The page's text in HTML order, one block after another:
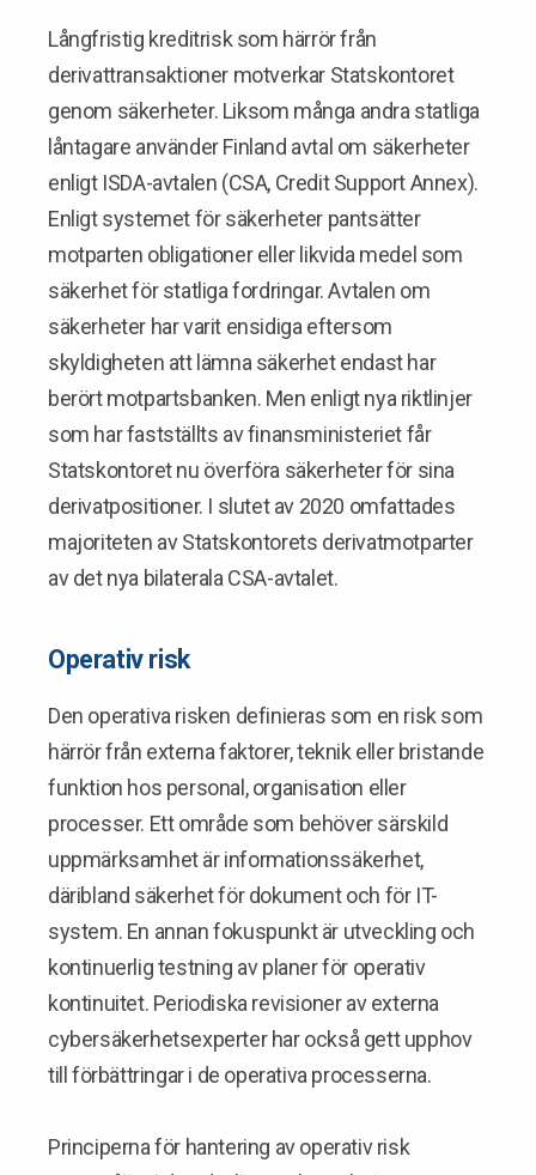
Långfristig kreditrisk som härrör från
derivattransaktioner motverkar Statskontoret
genom säkerheter. Liksom många andra statliga
låntagare använder Finland avtal om säkerheter
enligt ISDA-avtalen (CSA, Credit Support Annex).
Enligt systemet för säkerheter pantsätter
motparten obligationer eller likvida medel som
säkerhet för statliga fordringar. Avtalen om
säkerheter har varit ensidiga eftersom
skyldigheten att lämna säkerhet endast har
berört motpartsbanken. Men enligt nya riktlinjer
som har fastställts av finansministeriet får
Statskontoret nu överföra säkerheter för sina
derivatpositioner. I slutet av 2020 omfattades
majoriteten av Statskontorets derivatmotparter
av det nya bilaterala CSA-avtalet.
Operativ risk
Den operativa risken definieras som en risk som
härrör från externa faktorer, teknik eller bristande
funktion hos personal, organisation eller
processer. Ett område som behöver särskild
uppmärksamhet är informationssäkerhet,
däribland säkerhet för dokument och för IT-
system. En annan fokuspunkt är utveckling och
kontinuerlig testning av planer för operativ
kontinuitet. Periodiska revisioner av externa
cybersäkerhetsexperter har också gett upphov
till förbättringar i de operativa processerna.
Principerna för hantering av operativ risk